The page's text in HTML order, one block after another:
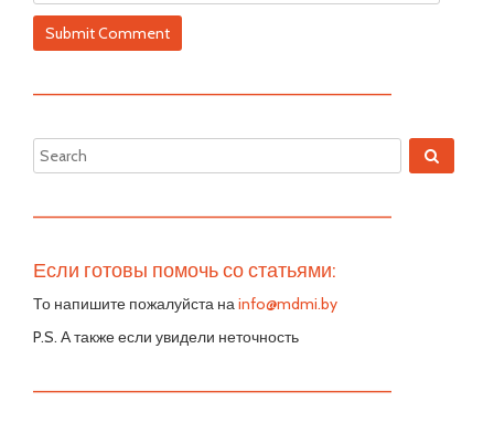
—————————————————————————
—————————————————————————
Если готовы помочь со статьями:
То напишите пожалуйста наinfo@mdmi.by
P.S. А также если увидели неточность
—————————————————————————